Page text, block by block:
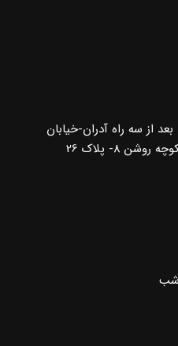
از سه راه آدران-خیابان
8- پلاک 26